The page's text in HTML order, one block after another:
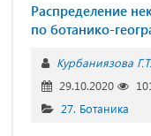
Распределение
по ботанико-
Курбаниязова Г.Т.
29.10.2020
27. Ботаника